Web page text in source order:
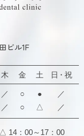
ビル1F
木 金 土 日・祝
／ ○ ●
／
／ ○ △ ／
△ 14：00～17：00